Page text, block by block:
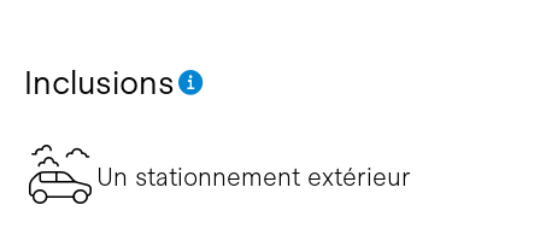
Inclusions
Un stationnement extérieur